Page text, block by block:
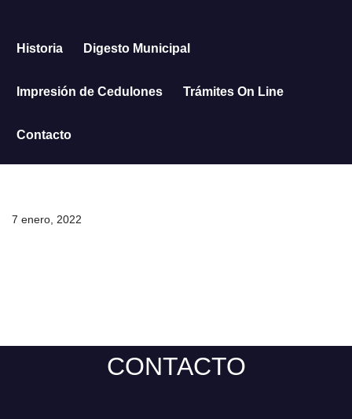
Saltar
Historia Digesto Municipal
Impresión de Cedulones Trámites On Line
Contacto
7 enero, 2022
CONTACTO